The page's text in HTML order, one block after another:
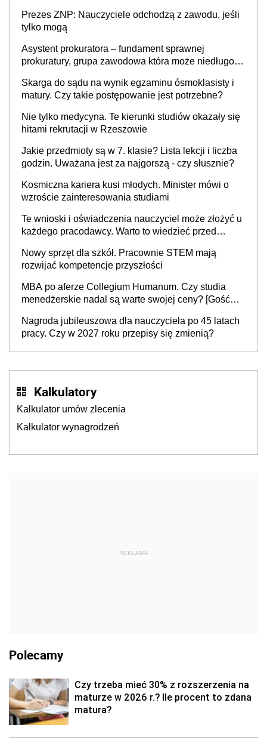
ponad 1 tys. zł
Prezes ZNP: Nauczyciele odchodzą z zawodu, jeśli
tylko mogą
Asystent prokuratora – fundament sprawnej
prokuratury, grupa zawodowa która może niedługo
Skarga do sądu na wynik egzaminu ósmoklasisty i
matury. Czy takie postępowanie jest potrzebne?
Nie tylko medycyna. Te kierunki studiów okazały się
hitami rekrutacji w Rzeszowie
Jakie przedmioty są w 7. klasie? Lista lekcji i liczba
godzin. Uważana jest za najgorszą - czy słusznie?
Kosmiczna kariera kusi młodych. Minister mówi o
wzroście zainteresowania studiami
Te wnioski i oświadczenia nauczyciel może złożyć u
każdego pracodawcy. Warto to wiedzieć przed
Nowy sprzęt dla szkół. Pracownie STEM mają
rozwijać kompetencje przyszłości
MBA po aferze Collegium Humanum. Czy studia
menedżerskie nadal są warte swojej ceny? [Gość
Nagroda jubileuszowa dla nauczyciela po 45 latach
pracy. Czy w 2027 roku przepisy się zmienią?
Kalkulatory
Kalkulator umów zlecenia
Kalkulator wynagrodzeń
REKLAMA
Polecamy
Czy trzeba mieć 30% z rozszerzenia na
maturze w 2026 r.? Ile procent to zdana
matura?